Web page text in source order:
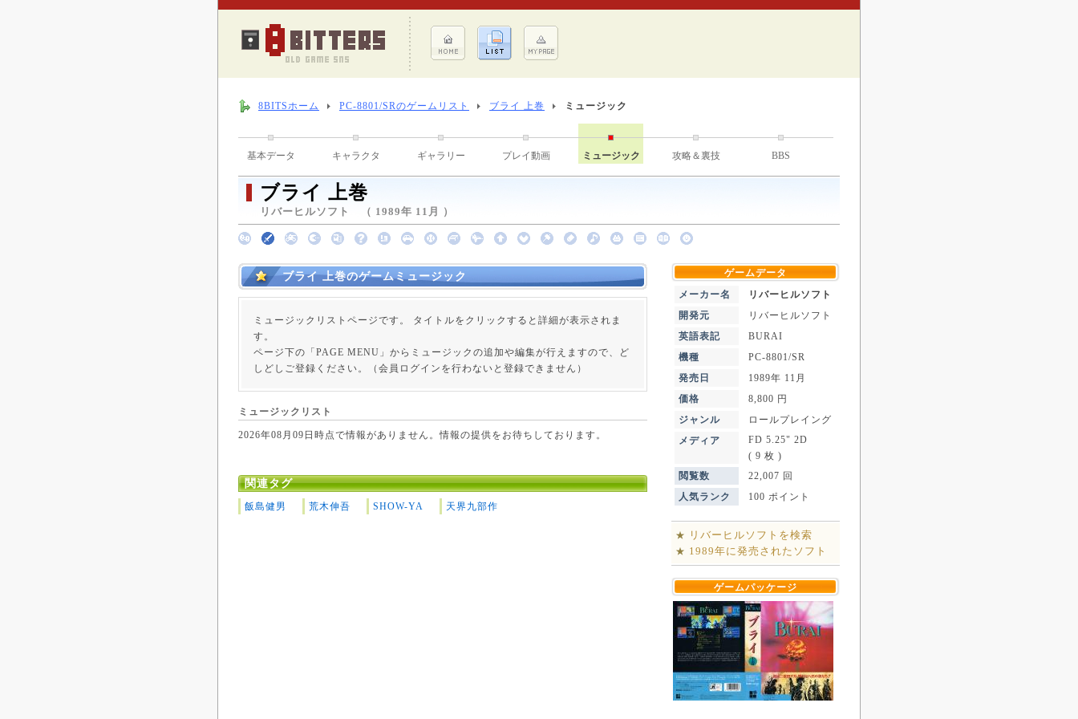
8BITSホーム PC-8801/SRのゲームリスト ブライ 上巻 ミュージック
基本データ キャラクタ ギャラリー プレイ動画 ミュージック 攻略＆裏技 BBS
ブライ 上巻
リバーヒルソフト （ 1989年 11月 ）
ブライ 上巻のゲームミュージック
ミュージックリストページです。 タイトルをクリックすると詳細が表示されま
す。
ページ下の「PAGE MENU」からミュージックの追加や編集が行えますので、ど
しどしご登録ください。（会員ログインを行わないと登録できません）
ミュージックリスト
2026年08月09日時点で情報がありません。情報の提供をお待ちしております。
関連タグ
飯島健男 荒木伸吾 SHOW-YA 天界九部作
ゲームデータ
メーカー名
リバーヒルソフト
開発元
リバーヒルソフト
英語表記
BURAI
機種
PC-8801/SR
発売日
1989年 11月
価格
8,800 円
ジャンル
ロールプレイング
メディア
FD 5.25" 2D
( 9 枚 )
閲覧数
22,007 回
人気ランク
100 ポイント
★ リバーヒルソフトを検索
★ 1989年に発売されたソフト
ゲームパッケージ